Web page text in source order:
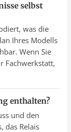
selbst
was die
Ihres Modells
Wenn Sie
Fachwerkstatt,
enthalten?
und den
das Relais